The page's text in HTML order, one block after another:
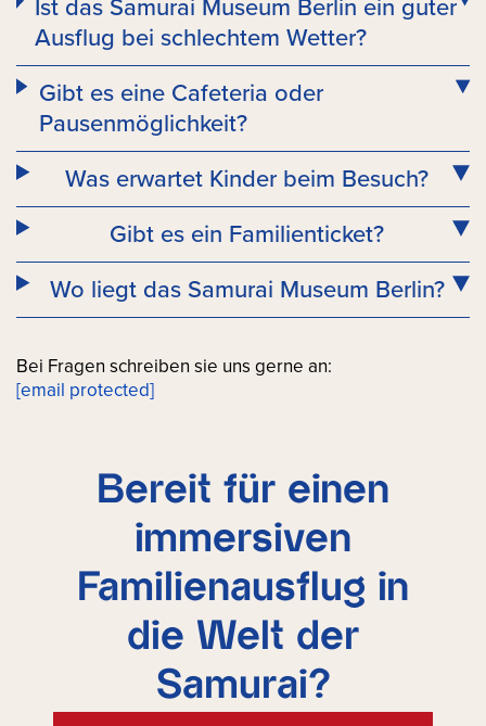
Ist das Samurai Museum Berlin ein guter
Ausflug bei schlechtem Wetter?
Gibt es eine Cafeteria oder
Pausenmöglichkeit?
Was erwartet Kinder beim Besuch?
Gibt es ein Familienticket?
Wo liegt das Samurai Museum Berlin?
Bei Fragen schreiben sie uns gerne an:
[email protected]
Bereit für einen
immersiven
Familienausflug in
die Welt der
Samurai?